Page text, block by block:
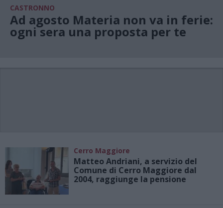
CASTRONNO
Ad agosto Materia non va in ferie:
ogni sera una proposta per te
Cerro Maggiore
Matteo Andriani, a servizio del
Comune di Cerro Maggiore dal
2004, raggiunge la pensione